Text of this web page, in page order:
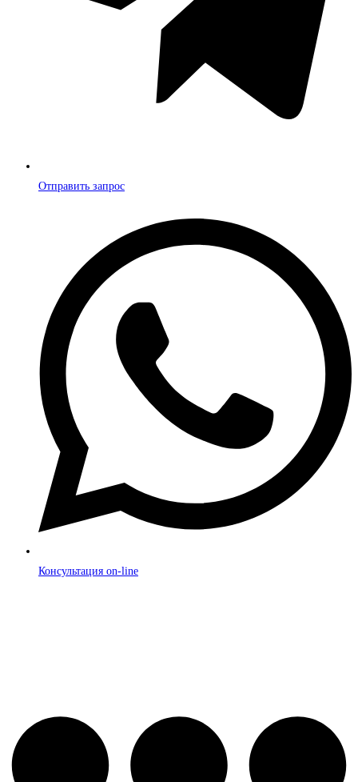
Отправить запрос
Консультация on-line